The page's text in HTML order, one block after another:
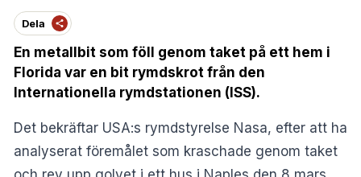
Dela
En metallbit som föll genom taket på ett hem i
Florida var en bit rymdskrot från den
Internationella rymdstationen (ISS).
Det bekräftar USA:s rymdstyrelse Nasa, efter att ha
analyserat föremålet som kraschade genom taket